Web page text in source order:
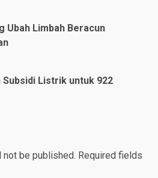
Ubah Limbah Beracun
Subsidi Listrik untuk 922
be published. Required fields